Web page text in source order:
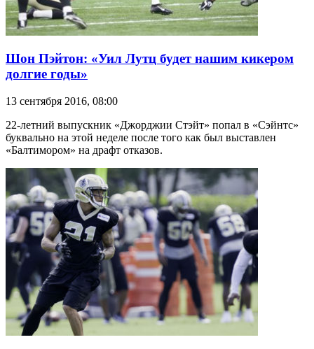
Шон Пэйтон: «Уил Лутц будет нашим кикером
долгие годы»
13 сентября 2016, 08:00
22-летний выпускник «Джорджии Стэйт» попал в «Сэйнтс»
буквально на этой неделе после того как был выставлен
«Балтимором» на драфт отказов.